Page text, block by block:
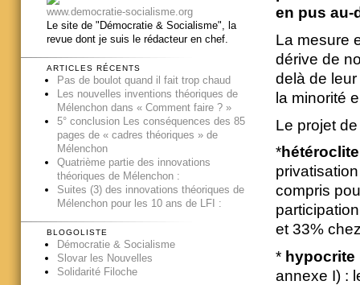
en pus au-
La mesure
dérive de
delà de leur
la minorité
Le projet
*hétéroclite
compris
et 33%
* hypocrite
annexe I) :
www.democratie-socialisme.org
Le site de "Démocratie & Socialisme", la
revue dont je suis le rédacteur en chef.
ARTICLES RÉCENTS
Pas de boulot quand il fait trop chaud
Les nouvelles inventions théoriques de
Mélenchon dans « Comment faire ? »
5° conclusion Les conséquences des 85
pages de « cadres théoriques » de
Mélenchon
Quatrième partie des innovations
théoriques de Mélenchon :
Suites (3) des innovations théoriques de
Mélenchon pour les 10 ans de LFI :
BLOGOLISTE
Démocratie & Socialisme
Slovar les Nouvelles
Solidarité Filoche